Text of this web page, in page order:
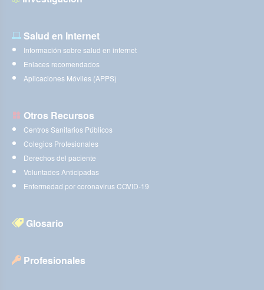
Salud en Internet
Información sobre salud en internet
Enlaces recomendados
Aplicaciones Móviles (APPS)
Otros Recursos
Centros Sanitarios Públicos
Colegios Profesionales
Derechos del paciente
Voluntades Anticipadas
Enfermedad por coronavirus COVID-19
Glosario
Profesionales